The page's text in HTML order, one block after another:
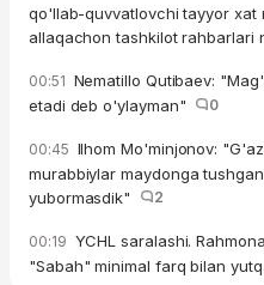
qo'llab-quvvatlovchi tayyor xat
allaqachon tashkilot rahbarlari
00:51 Nematillo Qutibaev:
etadi deb o'ylayman"
0
00:45 Ilhom Mo'minjonov:
murabbiylar maydonga
yubormasdik"
2
00:19 YCHL saralashi.
"Sabah" minimal farq bilan